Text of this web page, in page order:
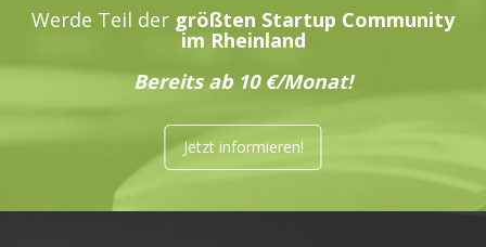
Werde Teil der größten Startup Community
im Rheinland
Bereits ab 10 €/Monat!
Jetzt informieren!